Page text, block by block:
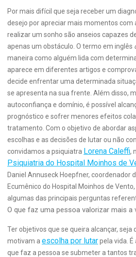
Por mais difícil que seja receber um
desejo por apreciar mais momentos com
realizar um sonho são anseios capazes
apenas um obstáculo. O termo em inglês
maneira como alguém lida com
aparece em diferentes artigos e
decide enfrentar uma determinada
se apresenta na sua frente. Além disso,
autoconfiança e domínio, é possível
prognóstico e sofrer menores efeitos
tratamento. Com o objetivo de abordar
escolhas e as decisões de lutar ou não
convidamos a psiquiatra Lorena Caleffi,
Psiquiatria do Hospital Moinhos de
Daniel Annuseck Hoepfner, coordenador
Ecumênico do Hospital Moinhos de
algumas das principais perguntas
O que faz uma pessoa valorizar mais a
Ter objetivos que se queira alcançar,
motivam a escolha por lutarpela vida.
que faz a pessoa se submeter a tantos